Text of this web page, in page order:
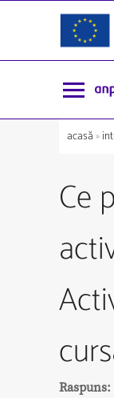
acasă»
Ce
Raspuns: